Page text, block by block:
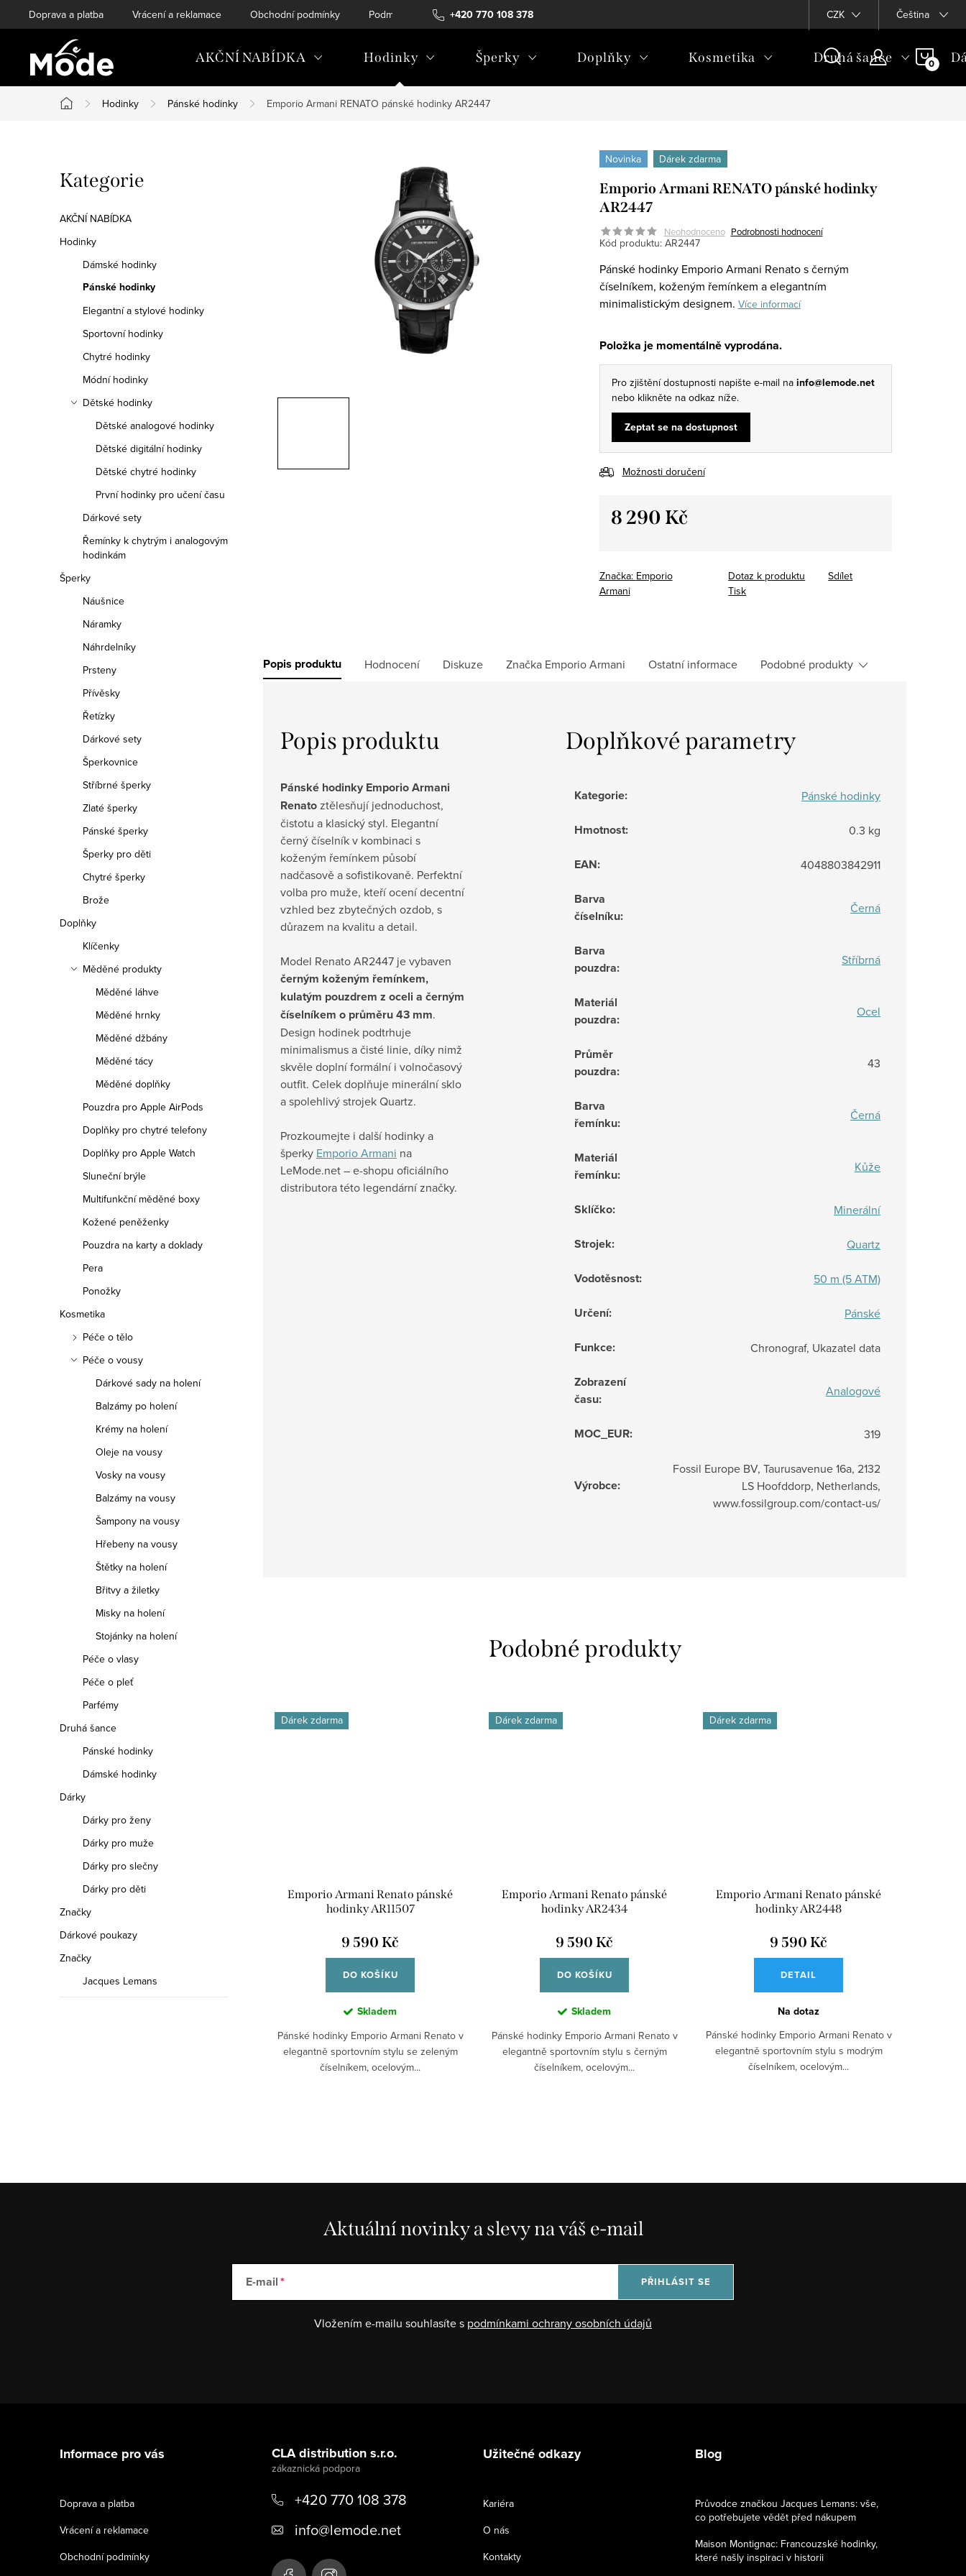
na
+420 770 108 378
Doprava a platba Vrácení a reklamace Obchodní podmínky Podmínky ochrany osobních údajů CZK Čeština
AKČNÍ NABÍDKA Hodinky Šperky Doplňky Kosmetika Druhá šance
Domů
Hodinky Pánské hodinky Emporio Armani RENATO pánské hodinky AR2447
o
s
t
Přeskočit
kategorie
Kategorie
AKČNÍ NABÍDKA
Hodinky
Dámské hodinky
Pánské hodinky
Elegantní a stylové hodinky
Sportovní hodinky
Chytré hodinky
Módní hodinky
Dětské hodinky
Dětské analogové hodinky
Dětské digitální hodinky
Dětské chytré hodinky
První hodinky pro učení času
Dárkové sety
Řemínky k chytrým i analogovým
hodinkám
Šperky
Náušnice
Náramky
Náhrdelníky
Prsteny
Přívěsky
Řetízky
Dárkové sety
Šperkovnice
Stříbrné šperky
Zlaté šperky
Pánské šperky
Šperky pro děti
Chytré šperky
Brože
Doplňky
Klíčenky
Měděné produkty
Měděné láhve
Měděné hrnky
Měděné džbány
Měděné tácy
Měděné doplňky
Pouzdra pro Apple AirPods
Doplňky pro chytré telefony
Doplňky pro Apple Watch
Sluneční brýle
Multifunkční měděné boxy
Kožené peněženky
Pouzdra na karty a doklady
Pera
Ponožky
Kosmetika
Péče o tělo
Péče o vousy
Dárkové sady na holení
Balzámy po holení
Krémy na holení
Oleje na vousy
Vosky na vousy
Balzámy na vousy
Šampony na vousy
Hřebeny na vousy
Štětky na holení
Břitvy a žiletky
Misky na holení
Stojánky na holení
Péče o vlasy
Péče o pleť
Parfémy
Druhá šance
Pánské hodinky
Dámské hodinky
Dárky
Dárky pro ženy
Dárky pro muže
Dárky pro slečny
Dárky pro děti
Značky
Dárkové poukazy
Značky
Jacques Lemans
Novinka Dárek zdarma
Emporio Armani RENATO pánské hodinky
AR2447
Neohodnoceno Podrobnosti hodnocení
Kód produktu: AR2447
Pánské hodinky Emporio Armani Renato s černým
číselníkem, koženým řemínkem a elegantním
minimalistickým designem. Více informací
Položka je momentálně vyprodána.
Pro zjištění dostupnosti napište e-mail na info@lemode.net
nebo klikněte na odkaz níže.
Zeptat se na dostupnost
Možnosti doručení
8 290 Kč
Značka: Emporio
Armani
Tisk
Dotaz k produktu Sdílet
Popis produktu Hodnocení Diskuze Značka Emporio Armani Ostatní informace Podobné produkty
Popis produktu
Pánské hodinky Emporio Armani
Renatoztělesňují jednoduchost,
čistotu a klasický styl. Elegantní
černý číselník v kombinaci s
koženým řemínkem působí
nadčasově a sofistikovaně. Perfektní
volba pro muže, kteří ocení decentní
vzhled bez zbytečných ozdob, s
důrazem na kvalitu a detail.
Model Renato AR2447 je vybaven
černým koženým řemínkem,
kulatým pouzdrem z oceli a černým
číselníkem o průměru 43 mm.
Design hodinek podtrhuje
minimalismus a čisté linie, díky nimž
skvěle doplní formální i volnočasový
outfit. Celek doplňuje minerální sklo
a spolehlivý strojek Quartz.
Prozkoumejte i další hodinky a
šperky Emporio Armani na
LeMode.net – e-shopu oficiálního
distributora této legendární značky.
Doplňkové parametry
Kategorie: Pánské hodinky
Hmotnost: 0.3 kg
EAN: 4048803842911
Barva
číselníku: Černá
Barva
pouzdra: Stříbrná
Materiál
pouzdra: Ocel
Průměr
pouzdra: 43
Barva
řemínku: Černá
Materiál
řemínku: Kůže
Sklíčko: Minerální
Strojek: Quartz
Vodotěsnost: 50 m (5 ATM)
Určení: Pánské
Funkce: Chronograf, Ukazatel data
Zobrazení
času: Analogové
MOC_EUR: 319
Výrobce:
Fossil Europe BV, Taurusavenue 16a, 2132
LS Hoofddorp, Netherlands,
www.fossilgroup.com/contact-us/
Dárek zdarma
Emporio Armani Renato pánské
hodinky AR11507
9 590 Kč
DO KOŠÍKU
Skladem
Pánské hodinky Emporio Armani Renato v
elegantně sportovním stylu se zeleným
číselníkem, ocelovým...
Dárek zdarma
Emporio Armani Renato pánské
hodinky AR2434
9 590 Kč
DO KOŠÍKU
Skladem
Pánské hodinky Emporio Armani Renato v
elegantně sportovním stylu s černým
číselníkem, ocelovým...
Dárek zdarma
Emporio Armani Renato pánské
hodinky AR2448
9 590 Kč
DETAIL
Na dotaz
Pánské hodinky Emporio Armani Renato v
elegantně sportovním stylu s modrým
číselníkem, ocelovým...
Aktuální novinky a slevy na váš e-mail
E-mail
Vložením e-mailu souhlasíte s podmínkami ochrany osobních údajů
PŘIHLÁSIT SE
Informace pro vás
Doprava a platba
Vrácení a reklamace
Obchodní podmínky
CLA distribution s.r.o.
+420 770 108 378
info@lemode.net
Užitečné odkazy
Kariéra
O nás
Kontakty
Blog
Průvodce značkou Jacques Lemans: vše,
co potřebujete vědět před nákupem
Maison Montignac: Francouzské hodinky,
které našly inspiraci v historii